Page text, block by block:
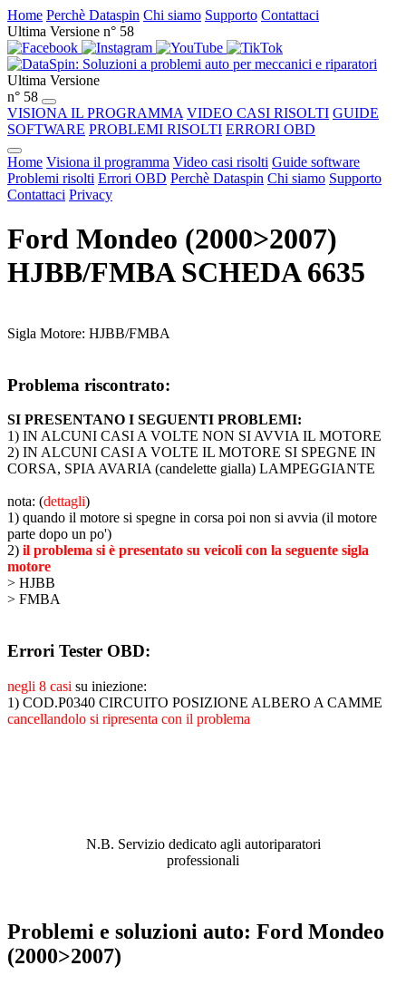
Home Perchè Dataspin Chi siamo Supporto Contattaci
Ultima Versione n° 58
Ultima Versione
n° 58
VISIONA IL PROGRAMMA VIDEO CASI RISOLTI GUIDE
SOFTWARE PROBLEMI RISOLTI ERRORI OBD
Home Visiona il programma Video casi risolti Guide software
Problemi risolti Errori OBD Perchè Dataspin Chi siamo Supporto
Contattaci Privacy
Ford Mondeo (2000>2007)
HJBB/FMBA SCHEDA 6635
Sigla Motore: HJBB/FMBA
Problema riscontrato:
SI PRESENTANO I SEGUENTI PROBLEMI:
1) IN ALCUNI CASI A VOLTE NON SI AVVIA IL MOTORE
2) IN ALCUNI CASI A VOLTE IL MOTORE SI SPEGNE IN
CORSA, SPIA AVARIA (candelette gialla) LAMPEGGIANTE
nota: (dettagli)
1) quando il motore si spegne in corsa poi non si avvia (il motore
parte dopo un po')
2) il problema si è presentato su veicoli con la seguente sigla
motore
> HJBB
> FMBA
Errori Tester OBD:
negli 8 casi su iniezione:
1) COD.P0340 CIRCUITO POSIZIONE ALBERO A CAMME
cancellandolo si ripresenta con il problema
N.B. Servizio dedicato agli autoriparatori
professionali
Problemi e soluzioni auto: Ford Mondeo
(2000>2007)